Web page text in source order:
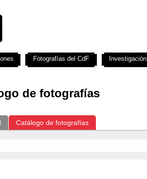
de fotografías
Catálogo de fotografías
Fotografías del CdF Investigación